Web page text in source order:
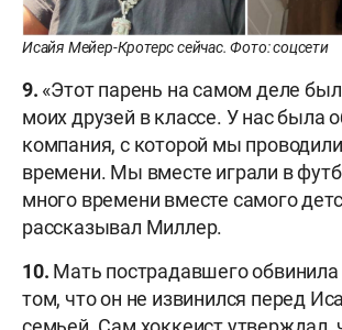
Исайя Мейер-Кротерс сейчас. Фото: соцсети
9. «Этот парень на самом деле
моих друзей в классе. У нас была
компания, с которой мы
времени. Мы вместе играли в
много времени вместе самого
рассказывал Миллер.
10. Мать пострадавшего
том, что он не извинился перед